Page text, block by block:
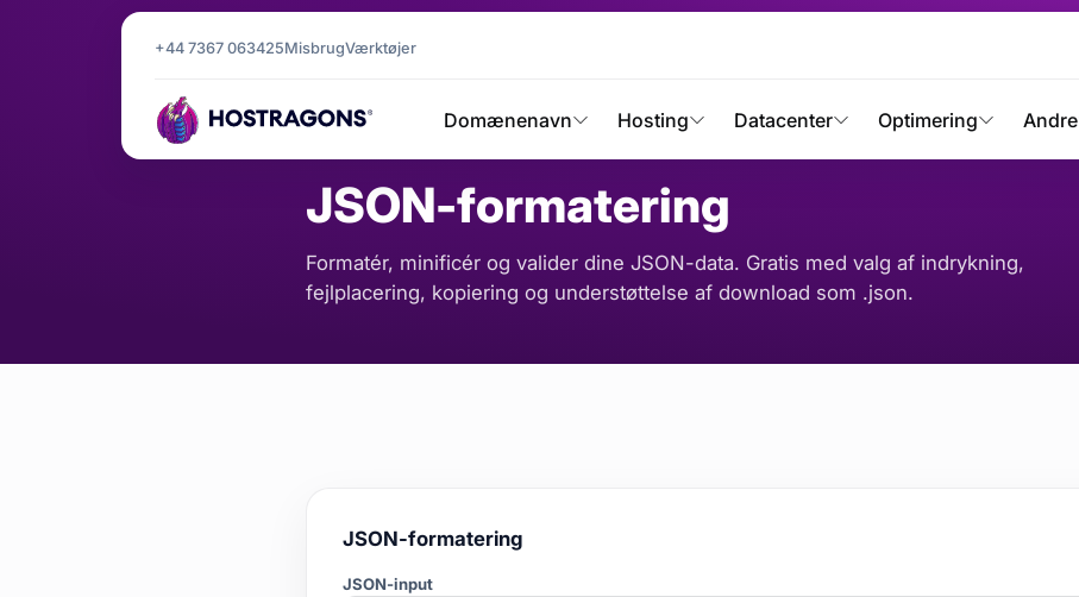
+44 7367 063425MisbrugVærktøjer
Domænenavn Hosting Datacenter Optimering Andre
Forside Værktøjer
KODE OG FORMAT
JSON-formatering
Formatér, minificér og valider dine JSON-data. Gratis med valg af indrykning,
fejlplacering, kopiering og understøttelse af download som .json.
JSON-formatering
JSON-input